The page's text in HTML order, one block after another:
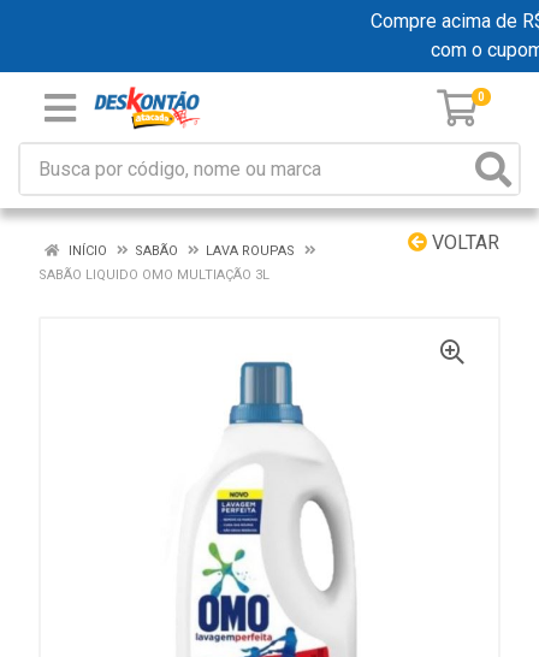
Compre acima de
com o
0
VOLTAR
INÍCIO SABÃO
LAVA ROUPAS
SABÃO LIQUIDO OMO MULTIAÇÃO 3L